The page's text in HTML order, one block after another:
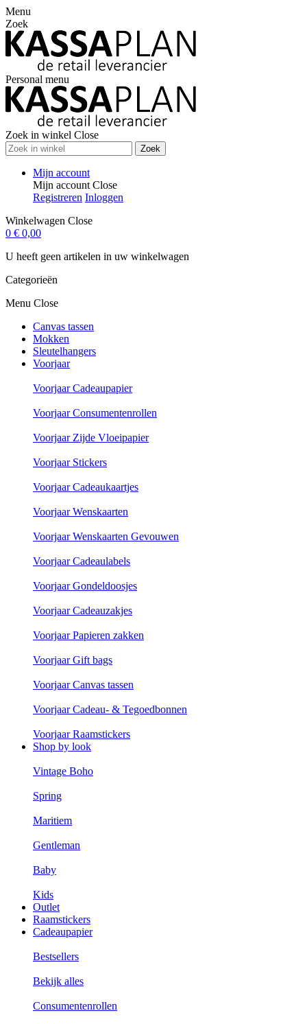
Menu
Zoek
Personal menu
Zoek in winkel Close
Zoek
Mijn account
Mijn account Close
Registreren Inloggen
Winkelwagen Close
0 € 0,00
U heeft geen artikelen in uw winkelwagen
Categorieën
Menu Close
Canvas tassen
Mokken
Sleutelhangers
Voorjaar
Voorjaar Cadeaupapier
Voorjaar Consumentenrollen
Voorjaar Zijde Vloeipapier
Voorjaar Stickers
Voorjaar Cadeaukaartjes
Voorjaar Wenskaarten
Voorjaar Wenskaarten Gevouwen
Voorjaar Cadeaulabels
Voorjaar Gondeldoosjes
Voorjaar Cadeauzakjes
Voorjaar Papieren zakken
Voorjaar Gift bags
Voorjaar Canvas tassen
Voorjaar Cadeau- & Tegoedbonnen
Voorjaar Raamstickers
Shop by look
Vintage Boho
Spring
Maritiem
Gentleman
Baby
Kids
Outlet
Raamstickers
Cadeaupapier
Bestsellers
Bekijk alles
Consumentenrollen